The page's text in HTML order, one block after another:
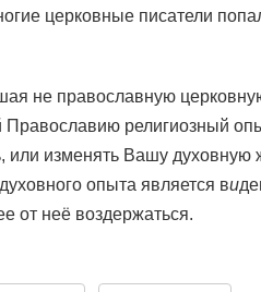
церковные писатели
не православную
Православию религиозный
или изменять Вашу духовную
опыта является ви
от неё воздержаться.